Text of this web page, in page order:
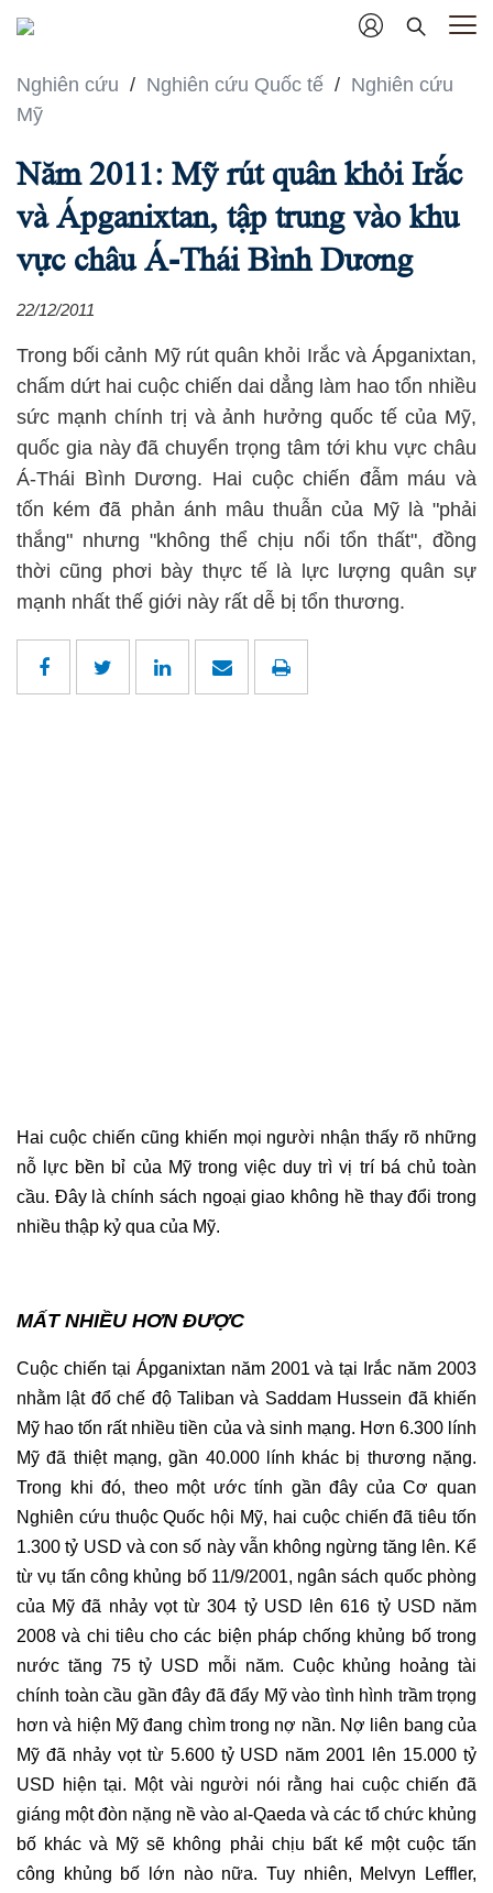
Nghiên cứu / Nghiên cứu Quốc tế / Nghiên cứu
Mỹ
Năm 2011: Mỹ rút quân khỏi Irắc
và Ápganixtan, tập trung vào khu
vực châu Á-Thái Bình Dương
22/12/2011
Trong bối cảnh Mỹ rút quân khỏi Irắc và Ápganixtan,
chấm dứt hai cuộc chiến dai dẳng làm hao tổn nhiều
sức mạnh chính trị và ảnh hưởng quốc tế của Mỹ,
quốc gia này đã chuyển trọng tâm tới khu vực châu
Á-Thái Bình Dương. Hai cuộc chiến đẫm máu và
tốn kém đã phản ánh mâu thuẫn của Mỹ là "phải
thắng" nhưng "không thể chịu nổi tổn thất", đồng
thời cũng phơi bày thực tế là lực lượng quân sự
mạnh nhất thế giới này rất dễ bị tổn thương.
Hai cuộc chiến cũng khiến mọi người nhận thấy rõ những
nỗ lực bền bỉ của Mỹ trong việc duy trì vị trí bá chủ toàn
cầu. Đây là chính sách ngoại giao không hề thay đổi trong
nhiều thập kỷ qua của Mỹ.
MẤT NHIỀU HƠN ĐƯỢC
Cuộc chiến tại Ápganixtan năm 2001 và tại Irắc năm 2003
nhằm lật đổ chế độ Taliban và Saddam Hussein đã khiến
Mỹ hao tốn rất nhiều tiền của và sinh mạng. Hơn 6.300 lính
Mỹ đã thiệt mạng, gần 40.000 lính khác bị thương nặng.
Trong khi đó, theo một ước tính gần đây của Cơ quan
Nghiên cứu thuộc Quốc hội Mỹ, hai cuộc chiến đã tiêu tốn
1.300 tỷ USD và con số này vẫn không ngừng tăng lên. Kể
từ vụ tấn công khủng bố 11/9/2001, ngân sách quốc phòng
của Mỹ đã nhảy vọt từ 304 tỷ USD lên 616 tỷ USD năm
2008 và chi tiêu cho các biện pháp chống khủng bố trong
nước tăng 75 tỷ USD mỗi năm. Cuộc khủng hoảng tài
chính toàn cầu gần đây đã đẩy Mỹ vào tình hình trầm trọng
hơn và hiện Mỹ đang chìm trong nợ nần. Nợ liên bang của
Mỹ đã nhảy vọt từ 5.600 tỷ USD năm 2001 lên 15.000 tỷ
USD hiện tại. Một vài người nói rằng hai cuộc chiến đã
giáng một đòn nặng nề vào al-Qaeda và các tổ chức khủng
bố khác và Mỹ sẽ không phải chịu bất kể một cuộc tấn
công khủng bố lớn nào nữa. Tuy nhiên, Melvyn Leffler,